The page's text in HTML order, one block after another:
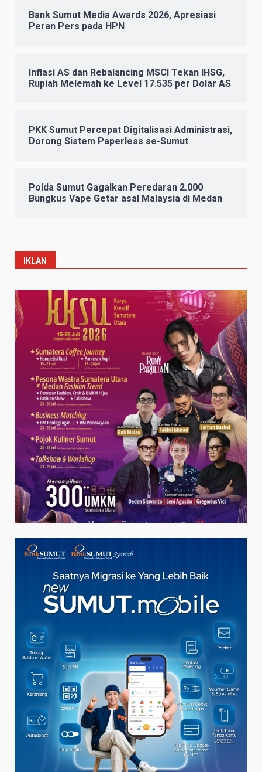
Bank Sumut Media Awards 2026, Apresiasi
Peran Pers pada HPN
Inflasi AS dan Rebalancing MSCI Tekan IHSG,
Rupiah Melemah ke Level 17.535 per Dolar AS
PKK Sumut Percepat Digitalisasi Administrasi,
Dorong Sistem Paperless se-Sumut
Polda Sumut Gagalkan Peredaran 2.000
Bungkus Vape Getar asal Malaysia di Medan
IKLAN